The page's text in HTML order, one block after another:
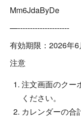
Mm6JdaByDe
—---------------------
有効期限：2026年
注意
注文画面のクー
ください。
カレンダーの合